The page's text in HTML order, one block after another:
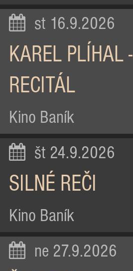
st 16.9.2026
KAREL PLÍHAL -
RECITÁL
Kino Baník
št 24.9.2026
SILNÉ REČI
Kino Baník
ne 27.9.2026